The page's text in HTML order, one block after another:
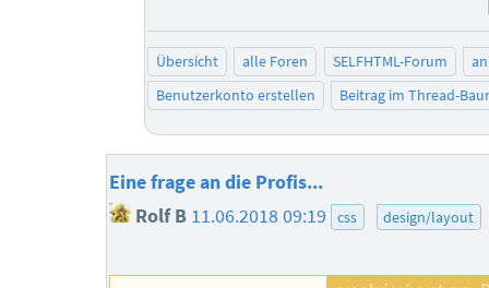
Übersicht alle Foren SELFHTML-Forum
Benutzerkonto erstellen
Beitrag im Thread-
Eine frage an die Profis...
Rolf B 11.06.2018 09:19 css design/layout